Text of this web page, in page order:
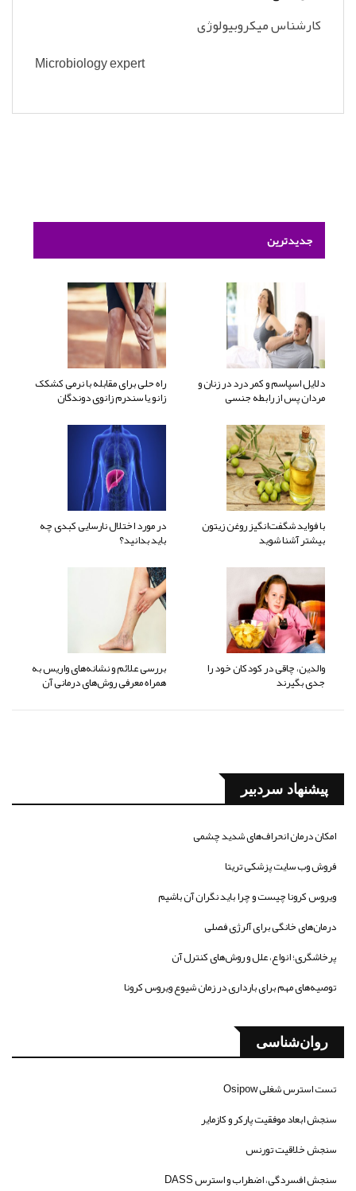
کارشناس میکروبیولوژی
Microbiology expert
جدیدترین
دلایل اسپاسم و کمر درد در زنان و
مردان پس از رابطه جنسی
راه حلی برای مقابله با نرمی کشکک
زانو یا سندرم زانوی دوندگان
با فواید شگفت‌انگیز روغن زیتون
بیشتر آشنا شوید
در مورد اختلال نارسایی کبدی چه
باید بدانید؟
والدین، چاقی در کودکان خود را
جدی بگیرند
بررسی علائم و نشانه‌های واریس به
همراه معرفی روش‌های درمانی آن
پیشنهاد سردبیر
امکان درمان انحراف‌های شدید چشمی
فروش وب سایت پزشکی تریتا
ویروس کرونا چیست و چرا باید نگران آن باشیم
درمان‌های خانگی برای آلرژی فصلی
پرخاشگری؛ انواع، علل و روش‌های کنترل آن
توصیه‌های مهم برای بارداری در زمان شیوع ویروس کرونا
روان‌شناسی
تست استرس شغلی Osipow
سنجش ابعاد موفقیت پارکر و کازمایر
سنجش خلاقیت تورنس
سنجش افسردگی، اضطراب و استرس DASS